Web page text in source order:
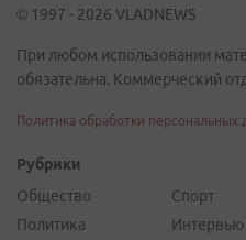
© 1997 - 2026 VLADNEWS
При любом использовании
обязательна. Коммерческий
Политика обработки персональных
Рубрики
Общество
Политика
Спорт
Интервью